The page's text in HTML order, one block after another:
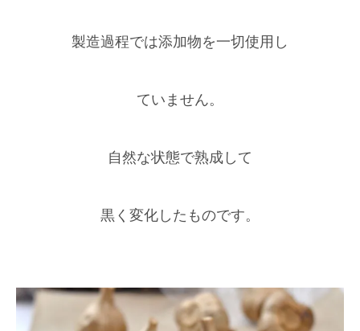
製造過程では添加物を一切使用し
ていません。
自然な状態で熟成して
黒く変化したものです。